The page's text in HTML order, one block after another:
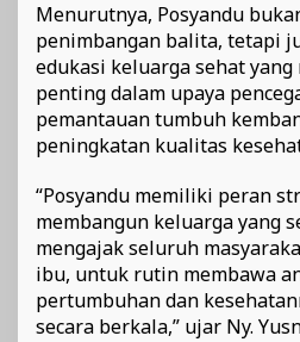
Menurutnya, Posyandu
penimbangan balita, tetapi
edukasi keluarga sehat
penting dalam upaya
pemantauan tumbuh
peningkatan kualitas
“Posyandu memiliki peran
membangun keluarga yang
mengajak seluruh
ibu, untuk rutin membawa
pertumbuhan dan
secara berkala,” ujar Ny.